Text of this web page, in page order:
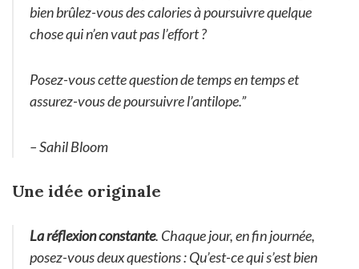
bien brûlez-vous des calories à poursuivre quelque
chose qui n’en vaut pas l’effort ?
Posez-vous cette question de temps en temps et
assurez-vous de poursuivre l’antilope.”
– Sahil Bloom
Une idée originale
La réflexion constante. Chaque jour, en fin journée,
posez-vous deux questions : Qu’est-ce qui s’est bien